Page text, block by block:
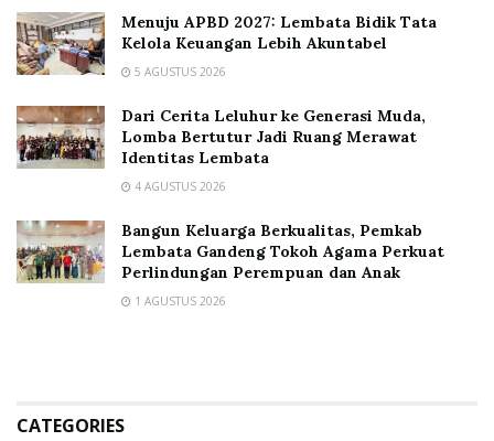
Menuju APBD 2027: Lembata Bidik Tata
Kelola Keuangan Lebih Akuntabel
5 AGUSTUS 2026
Dari Cerita Leluhur ke Generasi Muda,
Lomba Bertutur Jadi Ruang Merawat
Identitas Lembata
4 AGUSTUS 2026
Bangun Keluarga Berkualitas, Pemkab
Lembata Gandeng Tokoh Agama Perkuat
Perlindungan Perempuan dan Anak
1 AGUSTUS 2026
CATEGORIES